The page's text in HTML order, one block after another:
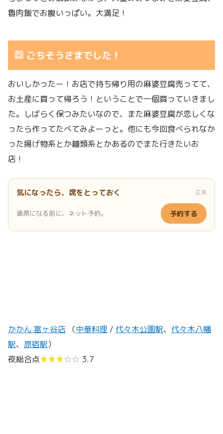
魯肉飯でお腹いっぱい。大満足！
ごちそうさまでした！
おいしかったー！お店で持ち帰り用の麻婆豆腐売ってて、
お土産に買って帰ろう！ということで一個買っていきまし
た。しばらく保つみたいなので、また麻婆豆腐が恋しくな
ったら作ってたべてみよーっと。他にも今回食べられなか
った揚げ物系とか麺類系とかあるのでまた行きたいお
店！
気になったら、席をとっておく 広告
満席になる前に、ネット予約。 予約する
かかん 富ヶ谷店 （中華料理 / 代々木公園駅、 代々木八幡
駅、 原宿駅）
夜総合点★★★☆☆ 3.7